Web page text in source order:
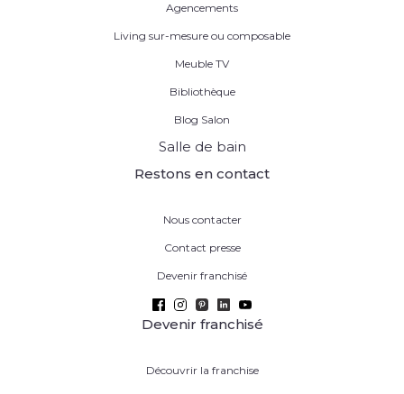
Agencements
Living sur-mesure ou composable
Meuble TV
Bibliothèque
Blog Salon
Salle de bain
Restons en contact
Nous contacter
Contact presse
Devenir franchisé
Devenir franchisé
Découvrir la franchise